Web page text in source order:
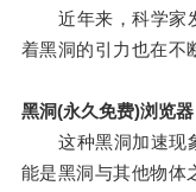
近年来，科学家发
着黑洞的引力也在不
黑洞(永久免费)浏览器
这种黑洞加速现象
能是黑洞与其他物体